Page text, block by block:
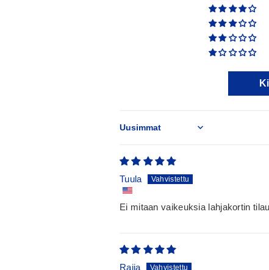
Sort by
Tuula
Ei mitaan vaikeuksia lahjakortin
Raija